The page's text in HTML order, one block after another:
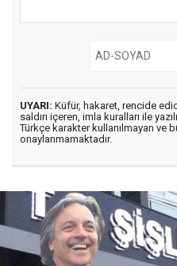
UYARI: Küfür, hakaret, rencide
saldırı içeren, imla kuralları ile
Türkçe karakter kullanılmayan ve
onaylanmamaktadır.